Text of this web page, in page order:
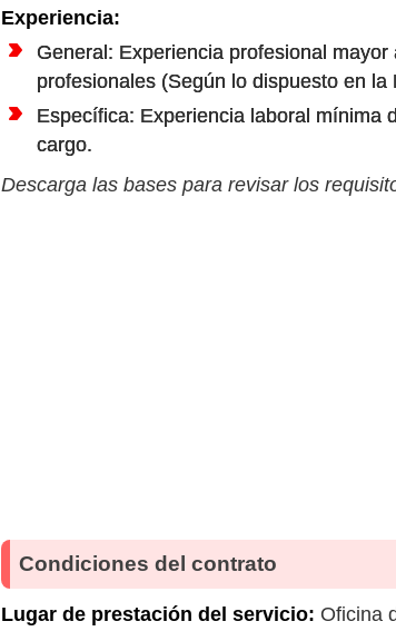
Experiencia:
General: Experiencia profesional
profesionales (Según lo dispuesto en la
Específica: Experiencia laboral mínima
cargo.
Descarga las bases para revisar los
Condiciones del contrato
Lugar de prestación del servicio: Oficina